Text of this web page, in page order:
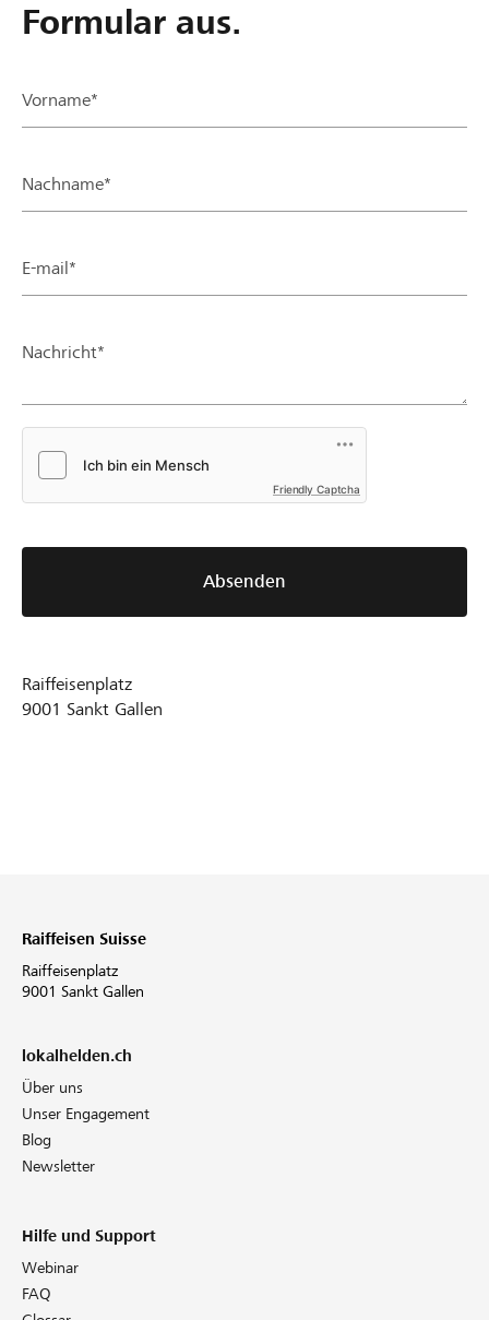
Formular aus.
Vorname*
Nachname*
E-mail*
Nachricht*
Friendly Captcha
Absenden
Raiffeisenplatz
9001 Sankt Gallen
Raiffeisen Suisse
Raiffeisenplatz
9001 Sankt Gallen
lokalhelden.ch
Über uns
Unser Engagement
Blog
Newsletter
Hilfe und Support
Webinar
FAQ